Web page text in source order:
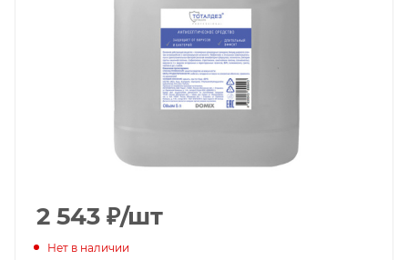
2 543 ₽/шт
Нет в наличии